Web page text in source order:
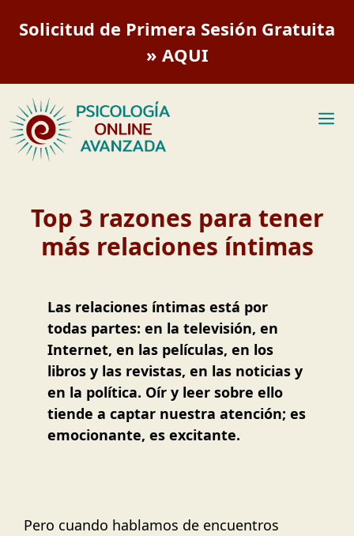
Solicitud de Primera Sesión Gratuita
» AQUI
Top 3 razones para tener
más relaciones íntimas
Las relaciones íntimas está por
todas partes: en la televisión, en
Internet, en las películas, en los
libros y las revistas, en las noticias y
en la política. Oír y leer sobre ello
tiende a captar nuestra atención; es
emocionante, es excitante.
Pero cuando hablamos de encuentros